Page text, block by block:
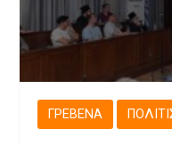
ΓΡΕΒΕΝΆ